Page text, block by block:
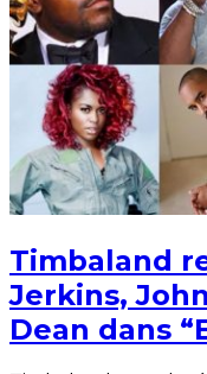
Timbaland
Jerkins,
Dean dans